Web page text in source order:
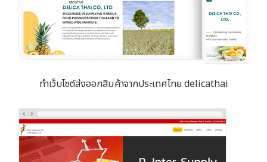
ทำเว็บไซต์ส่งออกสินค้าจากประเทศไทย delicathai